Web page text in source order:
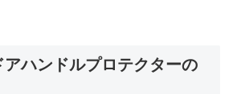
ハンドルプロテクターの